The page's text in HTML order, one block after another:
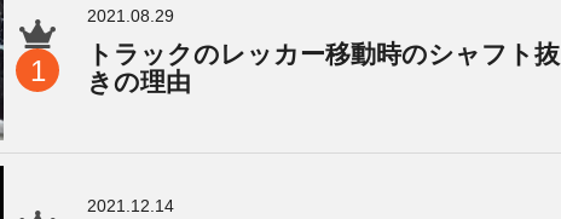
1
2021.08.29
トラックのレッカー移動時のシャフト抜
きの理由
2021.12.14